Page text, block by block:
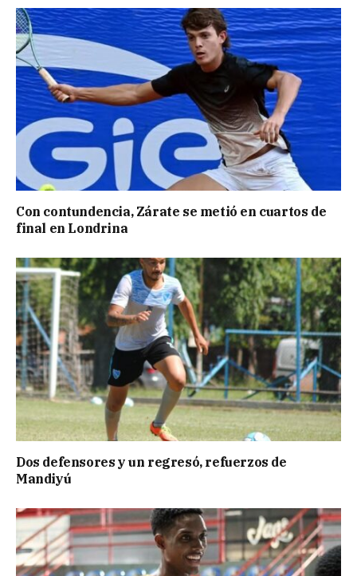
Con contundencia, Zárate se metió en cuartos de
final en Londrina
Dos defensores y un regresó, refuerzos de
Mandiyú